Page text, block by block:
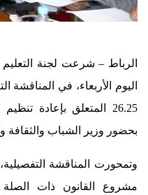
الرباط – شرعت لجنة التعليم
اليوم الأربعاء، في المناقشة
26.25 المتعلق بإعادة
بحضور وزير الشباب والثقافة
وتمحورت المناقشة
مشروع القانون ذات